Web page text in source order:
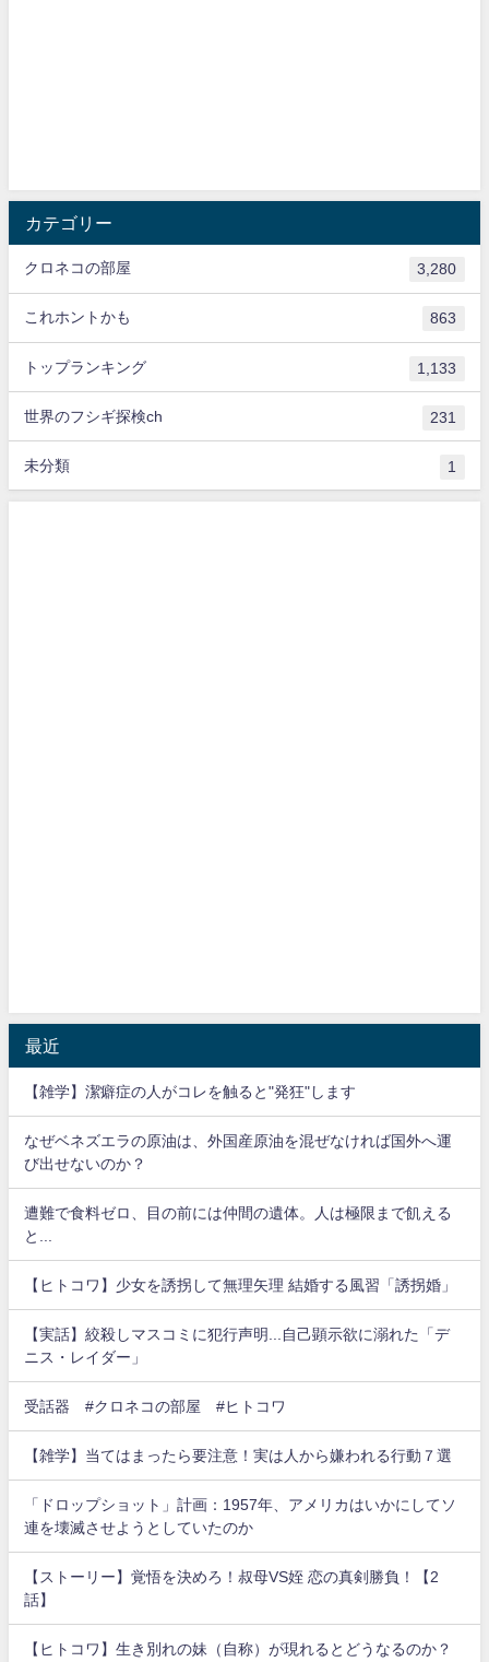
カテゴリー
クロネコの部屋 3,280
これホントかも 863
トップランキング 1,133
世界のフシギ探検ch 231
未分類 1
最近
【雑学】潔癖症の人がコレを触ると"発狂"します
なぜベネズエラの原油は、外国産原油を混ぜなければ国外へ運
び出せないのか？
遭難で食料ゼロ、目の前には仲間の遺体。人は極限まで飢える
と...
【ヒトコワ】少女を誘拐して無理矢理 結婚する風習「誘拐婚」
【実話】絞殺しマスコミに犯行声明...自己顕示欲に溺れた「デ
ニス・レイダー」
受話器 #クロネコの部屋 #ヒトコワ
【雑学】当てはまったら要注意！実は人から嫌われる行動７選
「ドロップショット」計画：1957年、アメリカはいかにしてソ
連を壊滅させようとしていたのか
【ストーリー】覚悟を決めろ！叔母VS姪 恋の真剣勝負！【2
話】
【ヒトコワ】生き別れの妹（自称）が現れるとどうなるのか？